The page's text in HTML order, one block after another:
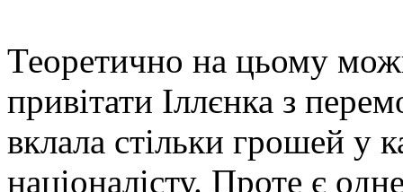
Теоретично на цьому
привітати Іллєнка з
вклала стільки грошей у
націоналісту. Проте є